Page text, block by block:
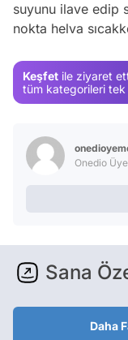
suyunu ilave edip
nokta helva
Keşfet ile ziyaret
tüm kategorileri tek
Onedio
Sana
Daha